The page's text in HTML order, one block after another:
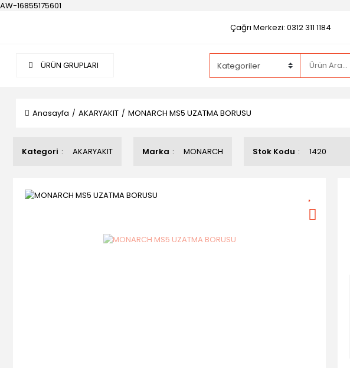
AW-16855175601
Çağrı Merkezi: 0312 311 1184
ÜRÜN GRUPLARI
Anasayfa AKARYAKIT MONARCH MS5 UZATMA BORUSU
Kategori AKARYAKIT Marka MONARCH Stok Kodu 1420